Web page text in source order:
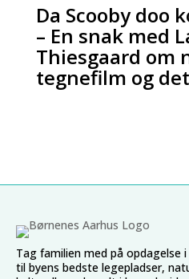
Da Scooby doo
– En snak med
Thiesgaard om
tegnefilm og
Tag familien med på opdagelse
til byens bedste legepladser,